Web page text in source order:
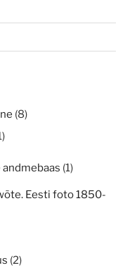
(8)
(1)
Eesti foto 1850-
(2)